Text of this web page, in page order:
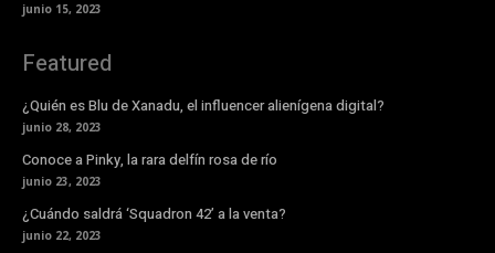
junio 15, 2023
Featured
¿Quién es Blu de Xanadu, el influencer alienígena digital?
junio 28, 2023
Conoce a Pinky, la rara delfín rosa de río
junio 23, 2023
¿Cuándo saldrá ‘Squadron 42’ a la venta?
junio 22, 2023